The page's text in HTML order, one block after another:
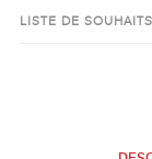
LISTE DE SOUHAITS